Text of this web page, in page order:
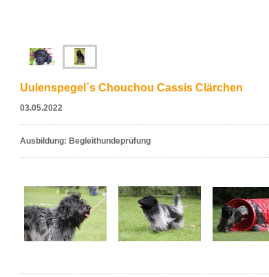
Uulenspegel´s Chouchou Cassis Clärchen
03.05.2022
Ausbildung: Begleithundeprüfung